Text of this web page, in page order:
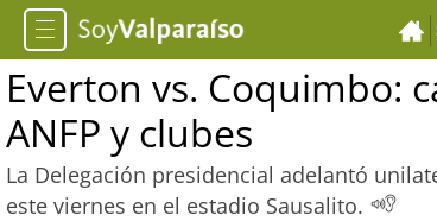
Everton vs. Coquimbo:
ANFP y clubes
La Delegación presidencial adelantó
este viernes en el estadio Sausalito.